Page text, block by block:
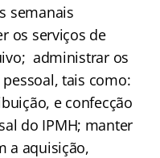
semanais
os serviços de
administrar os
tais como:
e confecção
do IPMH; manter
a aquisição,